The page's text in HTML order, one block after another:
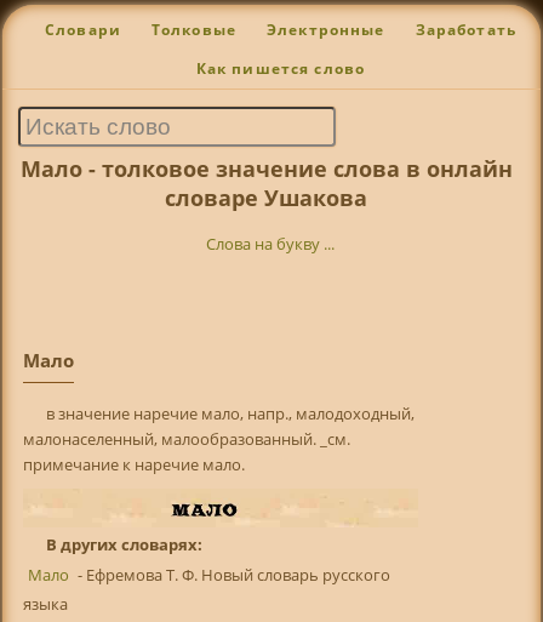
Словари Толковые Электронные Заработать
Как пишется слово
Мало - толковое значение слова в онлайн
словаре Ушакова
Слова на букву ...
Мало
в значение наречие мало, напр., малодоходный,
малонаселенный, малообразованный. _см.
примечание к наречие мало.
В других словарях:
Мало - Ефремова Т. Ф. Новый словарь русского
языка